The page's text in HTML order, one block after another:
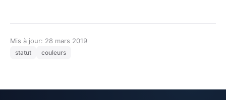
Mis à jour: 28 mars 2019
statut couleurs